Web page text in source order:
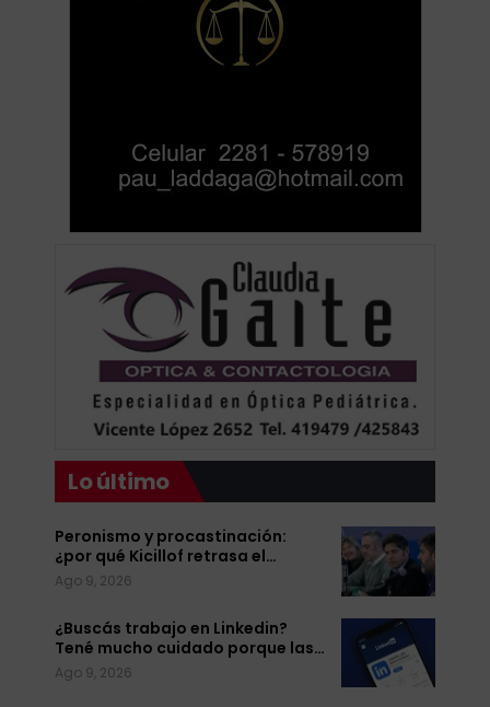
Lo último
Peronismo y procastinación:
¿por qué Kicillof retrasa el…
Ago 9, 2026
¿Buscás trabajo en Linkedin?
Tené mucho cuidado porque las…
Ago 9, 2026